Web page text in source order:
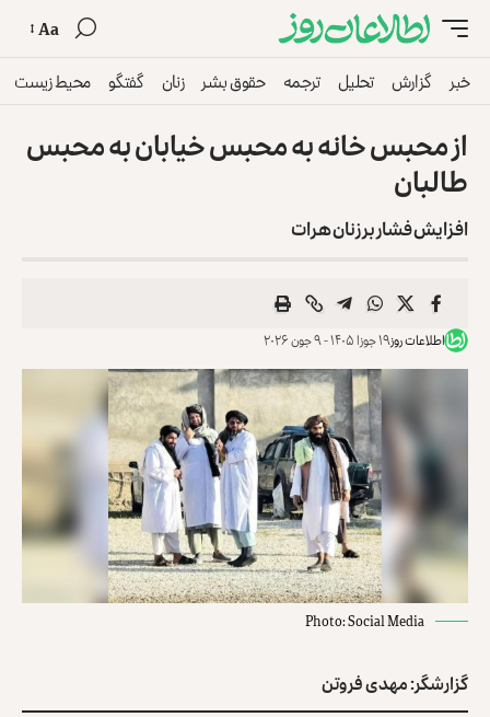
Aa
خبر گزارش تحلیل ترجمه حقوق بشر زنان گفتگو محیط زیست
از محبس خانه به محبس خیابان به محبس
طالبان
افزایش فشار بر زنان هرات
اطلاعات روز۱۹ جوزا ۱۴۰۵ - ۹ جون ۲۰۲۶
Photo: Social Media
گزارشگر:مهدی فروتن